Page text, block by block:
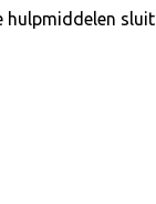
hulpmiddelen sluit